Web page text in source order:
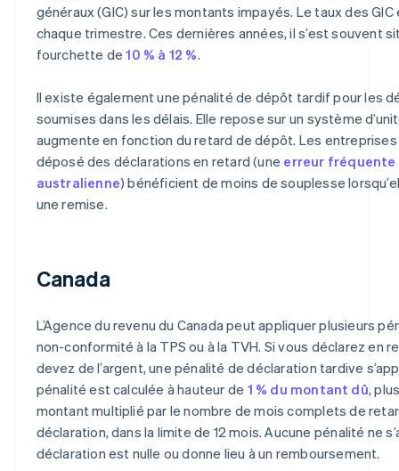
généraux (GIC) sur les montants impayés. Le taux des GIC
chaque trimestre. Ces dernières années, il s’est souvent
fourchette de10 % à 12 %.
Il existe également une pénalité de dépôt tardif pour les
soumises dans les délais. Elle repose sur un système
augmente en fonction du retard de dépôt. Les
déposé des déclarations en retard (une erreur fréquente
australienne) bénéficient de moins de souplesse
une remise.
Canada
L’Agence du revenu du Canada peut appliquer plusieurs
non-conformité à la TPS ou à la TVH. Si vous déclarez en
devez de l’argent, une pénalité de déclaration tardive
pénalité est calculée à hauteur de 1 % du montant dû,
montant multiplié par le nombre de mois complets de
déclaration, dans la limite de 12 mois. Aucune pénalité ne
déclaration est nulle ou donne lieu à un remboursement.